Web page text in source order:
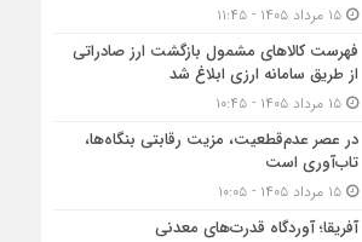
۱۵ مرداد ۱۴۰۵ - ۱۱:۴۵
فهرست کالاهای مشمول بازگشت ارز صادراتی
از طریق سامانه ارزی ابلاغ شد
۱۵ مرداد ۱۴۰۵ - ۱۰:۴۵
در عصر عدم‌قطعیت، مزیت رقابتی بنگاه‌ها،
تاب‌آوری است
۱۵ مرداد ۱۴۰۵ - ۱۰:۰۵
آفریقا؛ آوردگاه قدرت‌های معدنی